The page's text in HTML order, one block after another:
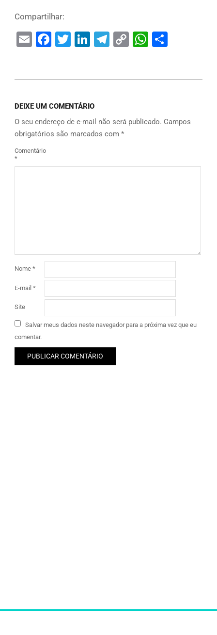
Compartilhar:
EmailFacebook
Twitter
LinkedIn
Telegram
Copy
DEIXE UM COMENTÁRIO
O seu endereço de e-mail não será publicado. Campos
obrigatórios são marcados com *
Comentário
*
Nome *
E-mail *
Site
Salvar meus dados neste navegador para a próxima vez que eu
comentar.